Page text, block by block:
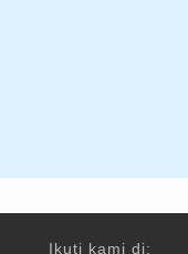
Ikuti kami di: